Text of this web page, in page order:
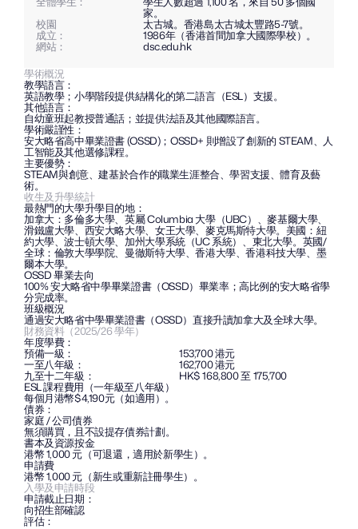
家。
校園 太古城。香港島太古城太豐路5-7號。
成立： 1986年（香港首間加拿大國際學校）。
網站：
dsc.edu.hk
學術概況
教學語言：
英語教學；小學階段提供結構化的第二語言（ESL）支援。
其他語言：
自幼童班起教授普通話；並提供法語及其他國際語言。
學術嚴謹性：
安大略省高中畢業證書 (OSSD)；OSSD+ 則增設了創新的 STEAM、人
工智能及其他選修課程。
主要優勢：
STEAM與創意、建基於合作的職業生涯整合、學習支援、體育及藝
術。
收生及升學統計
最熱門的大學升學目的地：
加拿大：多倫多大學、英屬 Columbia 大學（UBC）、麥基爾大學、
滑鐵盧大學、西安大略大學、女王大學、麥克馬斯特大學。美國：紐
約大學、波士頓大學、加州大學系統（UC 系統）、東北大學。英國/
全球：倫敦大學學院、曼徹斯特大學、香港大學、香港科技大學、墨
爾本大學。
OSSD 畢業去向
100% 安大略省中學畢業證書（OSSD）畢業率；高比例的安大略省學
分完成率。
班級概況
通過安大略省中學畢業證書（OSSD）直接升讀加拿大及全球大學。
財務資料（2025/26 學年）
年度學費：
預備一級： 153,700 港元
一至八年級： 162,700 港元
九至十二年級： HK$ 168,800 至 175,700
ESL 課程費用（一年級至八年級）
每個月港幣$4,190元（如適用）。
債券：
家庭 / 公司債券
無須購買，且不設提存債券計劃。
書本及資源按金
港幣 1,000 元（可退還，適用於新學生）。
申請費
港幣 1,000 元（新生或重新註冊學生）。
入學及申請時段
申請截止日期：
向招生部確認
評估：